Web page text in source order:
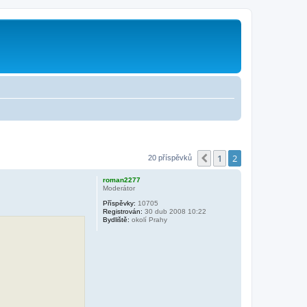
20 příspěvků Předchozí
1 2
roman2277
Moderátor
Příspěvky: 10705
Registrován: 30 dub 2008 10:22
Bydliště: okolí Prahy